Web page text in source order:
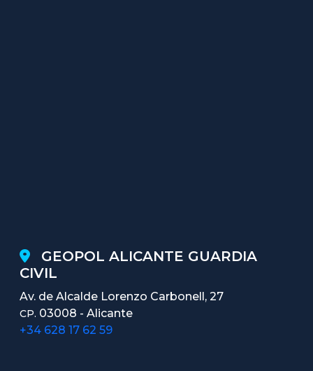
GEOPOL ALICANTE GUARDIA
CIVIL
Av. de Alcalde Lorenzo Carbonell, 27
CP. 03008 - Alicante
+34 628 17 62 59